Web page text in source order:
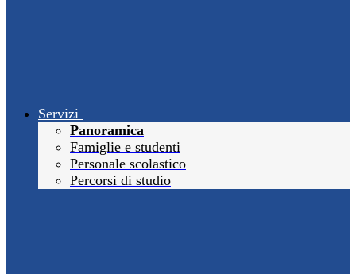
Servizi
Panoramica
Famiglie e studenti
Personale scolastico
Percorsi di studio